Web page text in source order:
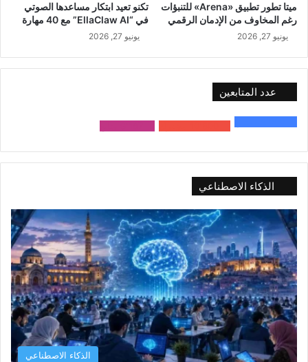
ميتا تطور تطبيق «Arena» للتنبؤات
رغم المخاوف من الإدمان الرقمي
يونيو 27, 2026
تكنو تعيد ابتكار مساعدها الصوتي
في “EllaClaw AI” مع 40 مهارة
يونيو 27, 2026
عدد المتابعين
الذكاء الاصطناعي
الذكاء الاصطناعي